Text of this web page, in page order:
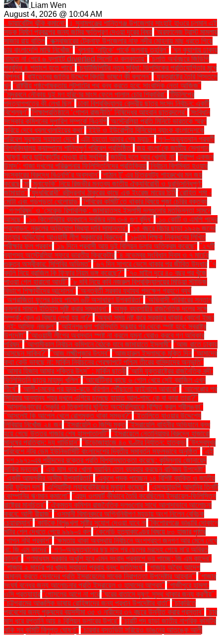
Liam Wen
August 4, 2026 @ 10:04 AM
. ডায়াবেটিস ঝুঁকি কমানো:
। সুনামগঞ্জের শান্তিগঞ্জ উপজেলার সাংহাই হাওরে চলমান এই
সড়ক নির্মাণ প্রকল্পের জন্য জমির ক্ষতিপূরণ দেওয়া দূরের বিষয় ''অরফানেজ ট্রাস্ট মামলায়
সাজার রায় বাতিল ''কক্সবাজারের টেকনাফ উপজেলার নাফ নদীর মোহনায় মাছ ধরতে গিয়ে
চার বাংলাদেশি মাঝি নিখোঁজ'' ''খুলনায় ‘নাটুকে’ পার্কে জলবায়ু তহবিল'' ''ঘন কুয়াশায় ঢাকায়
নামতে না পেরে ৬ ফ্লাইট diverted সিলেট ও কলকাতায়'' ''চলতি অর্থবছরে জিডিপি
প্রবৃদ্ধি ৪ শতাংশ হতে পারে'' ''চ্যাটজিপিটির নতুন সুবিধা: ডিপসিকের প্রতিযোগিতার মুখে
বিপ্লব'' ''বাইডেনের জাতির উদ্দেশে বিদায়ী ভাষণে কী বললেন'' ''যুক্তরাষ্ট্রে তৈরি পিস্তলে
খুন ''রাষ্ট্রীয় পৃষ্ঠপোষকতায় লুটপাটের পথ বন্ধ করতে হবে: সাংবাদিক নেতা আজিজ"
''সুন্দরবনে নৌকায় দুই মণ হরিণের মাংস ফেলে পালাল চোর শিকারিরা'' 'টিউলিপের
পদত্যাগপত্রে কী লেখা ছিল'' 'ঢাকা বিশ্ববিদ্যালয় কেন্দ্রীয় ছাত্র সংসদ নির্বাচন: একটি
বিশ্লেষণ'' 'শিক্ষাপ্রতিষ্ঠানে ‘গোপন রাজনীতি’ নিষিদ্ধের আহ্বান ছাত্রদলের'' 'সংবিধান
সংস্কার কমিশনের সুপারিশ সম্পর্কে বিএনপি ‘অস্ট্রেলিয়া প্রতি মিনিটে ভারতকে স্মরণ
করিয়ে দেবে ধবলধোলাইয়ের কথা’ ‘ইইউ ও ইউরোপীয় বিনিয়োগ ব্যাংক বাংলাদেশকে
পরিবেশ সুরক্ষায় সহায়তা দেবে’ ‘এটা হয়তো আমার শেষ ম্যাচ’" ‘গণ–অভ্যুত্থান পরবর্তী
বিশ্ববিদ্যালয় ক্যাম্পাসে শান্তিপূর্ণ পরিবেশ প্রতিষ্ঠিত’ ‘জয় বাংলা’কে জাতীয় স্লোগান
ঘোষণা করে হাইকোর্টের দেওয়া রায় স্থগিত ‘জাতীয় দলে আর খেলছি না’ ‘ট্রাম্প একজন
উন্মাদ’: গাজা দখলের পরিকল্পনায় ফিলিস্তিনিদের প্রতিক্রিয়া ‘নির্বাচন বিলম্বিত হওয়ার
সংস্কারের বিরুদ্ধে বিএনপি’র অবস্থান’ ‘পাঠান টু’ এর চিত্রনাট্য শাহরুখের মন জয়
করেছে ‘মা ‘মুনাফেকি’ নিয়ে রিজভীর মন্তব্য জাতীয় ঐক্যবিরোধী ও দুরভিসন্ধিপূর্ণ:
জামায়াত" ‘যুদ্ধবিরোধী’ রবীন্দ্রনাথ ঠাকুরের কাছে এক ইংরেজ মায়ের চিঠি ‘রোহিত শর্মা -
মোটা এবং গড়পড়তা খেলোয়াড়’ ‘শিবিরের কমিটি’তে থাকার বিষয়ে পূজা চেরির বক্তব্য
"‘গণপরিষদ’ ও ‘সেকেন্ড রিপাবলিক’: জামায়াতসহ ইসলামী দলগুলোর মতভিন্নতা সামনে
আসছে" "১০ কিলোমিটার ব্যবধানে সবজির দাম ৩-৪ গুণ বৃদ্ধি" "১০ কোটি ও এমপি পদের
প্রলোভন: নুরুলের অভিযোগ মিথ্যা দাবি সামান্তার" "১৫ বছরে বিচার ছাড়া ১৯২৬ জনের
হত্যার অভিযোগ আওয়ামী লীগ সরকারের বিরুদ্ধে" "১৮তম শিক্ষক নিবন্ধনের লিখিত
পরীক্ষার ফল প্রকাশ "১৯ দিনে প্রবাসী আয় দুই বিলিয়ন ডলার অতিক্রম করেছে" "২৭টি
ব্যাগসহ অস্ট্রেলিয়া সফরে ভারতীয় ক্রিকেটার "৪ নভেম্বর সংবিধান দিবস ও ৭ মার্চের
গুরুত্ব অস্বীকার: সিপিবির অভিমত" "৬৭ দিন সাগরে ভেসে থাকার পর জীবিত উদ্ধার "৭
বদলি নিয়ে ব্রাজিল কি ফিফার নিয়ম ভঙ্গ করেছে?" "৭০ মাইল দূরে ৪০ বছর পর খুঁজে
পাওয়া গেল হারানো আংটি" "৮ দবি নিয়ে কবি নজরুল বিশ্ববিদ্যালয়ের মিডিয়া স্টাডিজ
বিভাগে শিক্ষার্থীদের আন্দোলন" "অন্তর্বর্তী সরকার যথাযথ পদক্ষেপ গ্রহণে ব্যর্থ
"অপরাজিতা ফুলের চায়ে পাবেন ৬টি অসাধারণ উপকারিতা" "অভিবাসী পরিবারের সন্তান
কমলার সামনে ইতিহাস সৃষ্টি করার সম্ভাবনা" "অমুক ব্যবসায়ীর রাজনৈতিক দলের সঙ্গে
সম্পর্ক: কেন এ বিষয়ে লেখা হয় না?" "অযথা সময় নষ্ট করে সরকারে থাকার কোনো ইচ্ছা
নেই: আসিফ নজরুল" "আইনশৃঙ্খলা পরিস্থিতি সন্ধ্যার পর থেকে স্পষ্ট হবে: স্বরাষ্ট্র
উপদেষ্টা" "আওয়ামী লীগের অবস্থান স্পষ্ট না করলে যমুনা ঘেরাও করবে গণ অধিকার
পরিষদ" "আগামীকাল নির্বাচন কমিশনে বৈঠকে যাবে জামায়াতে ইসলামী" "আজ রাতে ঢাকায়
আসছেন সাকিব?" "আজ লক্ষ্মীপূজার উৎসব" "আজহারুল ইসলামকে মুক্তি দিন "আমাদের
কথা কেউ ভাবছে না: মার্কিন নির্বাচনের প্রেক্ষাপটে পশ্চিম তীরের বাসিন্দাদের অনুভূতি"
"আমার হিজাব আমার শক্তির উৎস" : মার্কিন ছাত্রী "আমি যুক্তরাষ্ট্রের রাজনৈতিক বন্দী:
ফিলিস্তিনি ছাত্র মাহমুদ খলিল" "আর্জেন্টিনার কাছে ৬ গোল খেয়ে সেই ব্রাজিল এখন
শীর্ষে" "আলী-চমকের পর হৃদয়-ঝড়ে বরিশাল পৌঁছালো ফাইনালে আবারো" "আলেপ্পোর পর
সিরিয়ার অন্যান্য শহর দখলে এগিয়ে চলেছে হায়াত আল-শাম: কে বা কারা তারা?"
"আসলাঙ্কারের সেঞ্চুরি ও তিকশানার ঘূর্ণিতে অস্ট্রেলিয়াকে বিস্মিত করল শ্রীলঙ্কা"
"আসলেই কি আপেল খেলে রোগমুক্ত থাকা সম্ভব?" "ইতালিতে যাওয়ার উদ্দেশ্যে
লিবিয়ায় নিখোঁজ ২৪ জন "ইসরায়েলি ৩ জিম্মি মুক্ত "ইসরায়েলি বাহিনীর অভিযানে বন্ধ
হয়ে গেছে উত্তর গাজার শেষ হাসপাতালটি" "ইসরায়েলে নেতানিয়াহুর বিরুদ্ধে হাজারো
মানুষের প্রতিবাদ: দ্য গার্ডিয়ান" "উড়োজাহাজে ৪০ ঘণ্টার নির্যাতন: হাতকড়া "উৎসবমুখর
পরিবেশে নটর ডেম ইউনিভার্সিটি বাংলাদেশের দ্বিতীয় সমাবর্তন সফলভাবে অনুষ্ঠিত" "এই
দেশ ১৯৭১-এর শহীদদের রক্তের প্রতি বিশ্বাসঘাতকতা করেছে: কুমিল্লায় জোনায়েদ
সাকির মন্তব্য" "এক মাস ধরে খোলা সয়াবিন তেল ব্যবহার করছেন বাণিজ্য উপদেষ্টা"
"একটি আমলকীর অসীম উপকারিতা!" "একুশে পদক পাচ্ছেন ১৪ বিশিষ্ট ব্যক্তি ও জাতীয়
নারী ফুটবল দল" "এশিয়াটিক ল্যাবরেটরিজের মুনাফা কমেছে" "এসঅ্যান্ডপি আদানির তিনটি
কোম্পানির ঋণমান কমালো" "এহুদ ওলমার্ট কীভাবে তৈরি করেছিলেন ইসরায়েল-ফিলিস্তিন
রাষ্ট্রের মানচিত্র" "ঐকমত্য কমিশন রাজনৈতিক দলগুলোর সাথে আলাদাভাবে আলোচনা
করবে: আলী রীয়াজ" "ওসমানী বিমানবন্দরে অগ্নিনির্বাপণ মহড়ায় অংশ নিলেন বেবিচক
চেয়ারম্যান" "কাউকে বিশৃঙ্খলা সৃষ্টির সুযোগ দেওয়া যাবে না "কিশোরগঞ্জে ভাঙারি দোকানে
মর্টার শেল দেখতে পেয়ে ৯৯৯-এ কল "কেনেডি হত্যাকাণ্ডের বিষয়ে ৮০ হাজার পৃষ্ঠার
গোপন নথি প্রকাশ" "ক্ষমতায় থাকা অবস্থায় নির্বাচনে অংশগ্রহণ জনগণ আর মেনে নেবে
না: জি এম কাদের" "গণ–অভ্যুত্থানের ছয় মাস পর ছেলের মরদেহ পেয়ে মা'র অবিরত
কান্না" "গণমাধ্যম সরকার অখুশি হবে এমন সংবাদ প্রকাশে ভয় পাচ্ছে: জি এম কাদের"
"গাজায় ২ মার্চের পর খাদ্য সহায়তা প্রবাহ বন্ধ: জাতিসংঘ" "গাজায় অবৈধ আদেশ
অমান্য করতে সেনাদের প্রতি ইসরায়েলের সাবেক নিরাপত্তা উপদেষ্টার আহ্বান"' "গাজার
সংঘর্ষ বন্ধের জন্য আলোচনার প্রতি ইসরায়েল ও হামাসের আগ্রহ" "গাজীপুরে হামলা:
ওসি প্রত্যাহার "গোসলের আগে না পরে "ঘরের বাতাসে দূষণ: সুস্থ থাকার জন্য করণীয়".
"চট্টগ্রামের আঞ্চলিক ভাষায় রোহিঙ্গাদের জন্য প্রধান উপদেষ্টার বার্তা" "চাকরিতে
প্রবেশের জন্য পুরুষদের বয়সসীমা ৩৫ ও নারীদের ৩৭ বছরে উন্নীত করার প্রস্তাব" "চার
মাস ধরে রপ্তানি আয় ৪ বিলিয়ন ডলারের উপরে" "চারটি পদ ছাড়া জাতীয় নাগরিক কমিটির
বাকি সব কমিটি বিলুপ্ত ঘোষণা" "চারবার বসতভিটা সরিয়েও ভাঙনের আতঙ্কে আলী